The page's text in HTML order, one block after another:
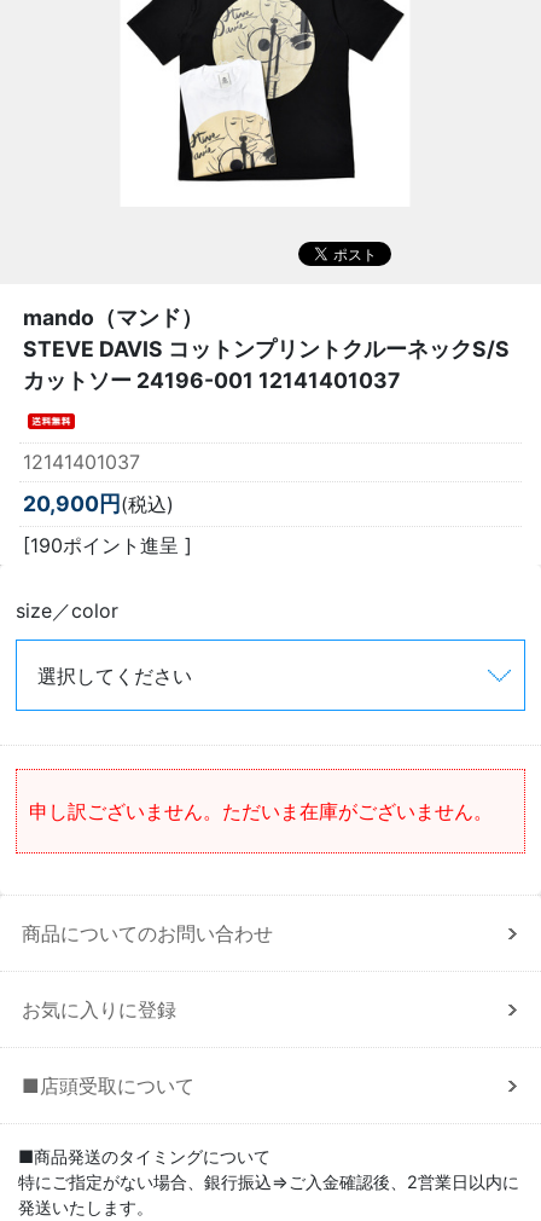
mando（マンド）
STEVE DAVIS コットンプリントクルーネックS/S
カットソー 24196-001 12141401037
12141401037
20,900円(税込)
[190ポイント進呈 ]
size／color
申し訳ございません。ただいま在庫がございません。
商品についてのお問い合わせ
お気に入りに登録
■店頭受取について
■商品発送のタイミングについて
特にご指定がない場合、銀行振込⇒ご入金確認後、2営業日以内に
発送いたします。